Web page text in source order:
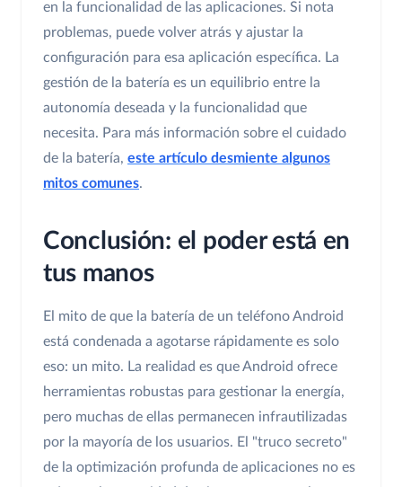
en la funcionalidad de las aplicaciones. Si nota
problemas, puede volver atrás y ajustar la
configuración para esa aplicación específica. La
gestión de la batería es un equilibrio entre la
autonomía deseada y la funcionalidad que
necesita. Para más información sobre el cuidado
de la batería, este artículo desmiente algunos
mitos comunes.
Conclusión: el poder está en
tus manos
El mito de que la batería de un teléfono Android
está condenada a agotarse rápidamente es solo
eso: un mito. La realidad es que Android ofrece
herramientas robustas para gestionar la energía,
pero muchas de ellas permanecen infrautilizadas
por la mayoría de los usuarios. El "truco secreto"
de la optimización profunda de aplicaciones no es